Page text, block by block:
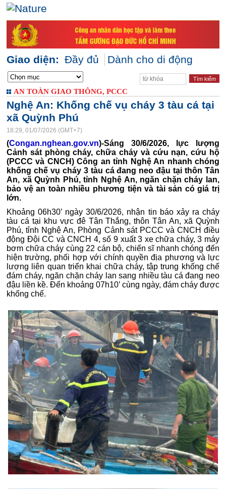
Giao diện: Đầy đủ Dành cho di động
AN TOÀN GIAO THÔNG, PCCC
Nghệ An: Khống chế vụ cháy 3 tàu cá tại
xã Quỳnh Phú
18:29, 01/07/2026 (GMT+7)
(Congan.nghean.gov.vn)-Sáng 30/6/2026, lực lượng
Cảnh sát phòng cháy, chữa cháy và cứu nạn, cứu hộ
(PCCC và CNCH) Công an tỉnh Nghệ An nhanh chóng
khống chế vụ cháy 3 tàu cá đang neo đậu tại thôn Tân
An, xã Quỳnh Phú, tỉnh Nghệ An, ngăn chặn cháy lan,
bảo vệ an toàn nhiều phương tiện và tài sản có giá trị
lớn.
Khoảng 06h30’ ngày 30/6/2026, nhận tin báo xảy ra cháy
tàu cá tại khu vực đê Tân Thắng, thôn Tân An, xã Quỳnh
Phú, tỉnh Nghệ An, Phòng Cảnh sát PCCC và CNCH điều
động Đội CC và CNCH 4, số 9 xuất 3 xe chữa cháy, 3 máy
bơm chữa cháy cùng 22 cán bộ, chiến sĩ nhanh chóng đến
hiện trường, phối hợp với chính quyền địa phương và lực
lượng liên quan triển khai chữa cháy, tập trung khống chế
đám cháy, ngăn chặn cháy lan sang nhiều tàu cá đang neo
đậu liền kề. Đến khoảng 07h10’ cùng ngày, đám cháy được
khống chế.